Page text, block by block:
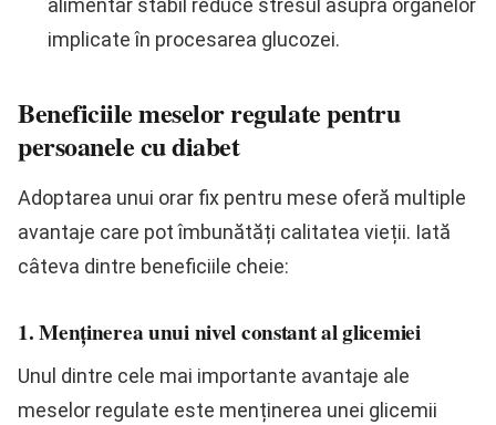
implicate în procesarea glucozei.
Beneficiile meselor regulate pentru
persoanele cu diabet
Adoptarea unui orar fix pentru mese oferă multiple
avantaje care pot îmbunătăți calitatea vieții. Iată
câteva dintre beneficiile cheie:
1. Menținerea unui nivel constant al glicemiei
Unul dintre cele mai importante avantaje ale
meselor regulate este menținerea unei glicemii